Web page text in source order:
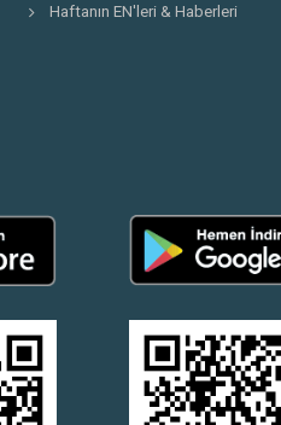
Haftanın EN'leri & Haberleri